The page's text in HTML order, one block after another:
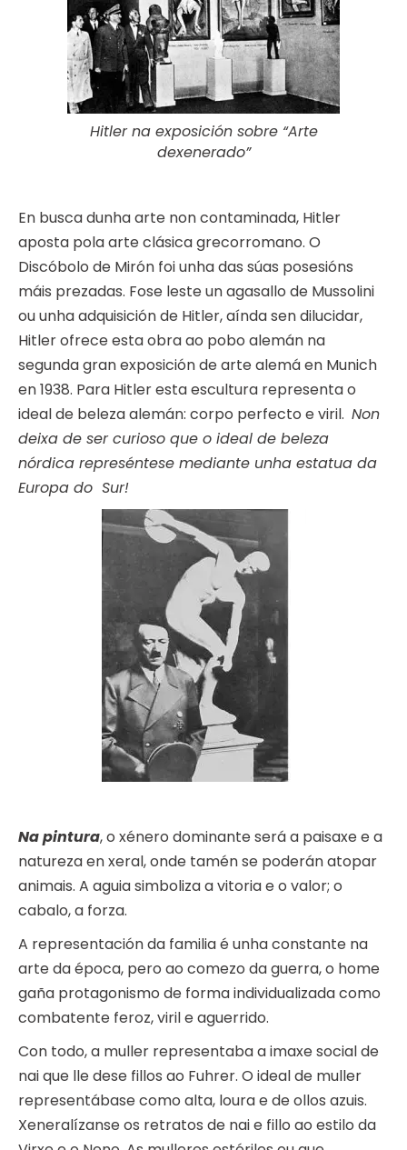
Hitler na exposición sobre “Arte
dexenerado”
En busca dunha arte non contaminada, Hitler
aposta pola arte clásica grecorromano. O
Discóbolo de Mirón foi unha das súas posesións
máis prezadas. Fose leste un agasallo de Mussolini
ou unha adquisición de Hitler, aínda sen dilucidar,
Hitler ofrece esta obra ao pobo alemán na
segunda gran exposición de arte alemá en Munich
en 1938. Para Hitler esta escultura representa o
ideal de beleza alemán: corpo perfecto e viril. Non
deixa de ser curioso que o ideal de beleza
nórdica represéntese mediante unha estatua da
Europa do Sur!
Na pintura, o xénero dominante será a paisaxe e a
natureza en xeral, onde tamén se poderán atopar
animais. A aguia simboliza a vitoria e o valor; o
cabalo, a forza.
A representación da familia é unha constante na
arte da época, pero ao comezo da guerra, o home
gaña protagonismo de forma individualizada como
combatente feroz, viril e aguerrido.
Con todo, a muller representaba a imaxe social de
nai que lle dese fillos ao Fuhrer. O ideal de muller
representábase como alta, loura e de ollos azuis.
Xeneralízanse os retratos de nai e fillo ao estilo da